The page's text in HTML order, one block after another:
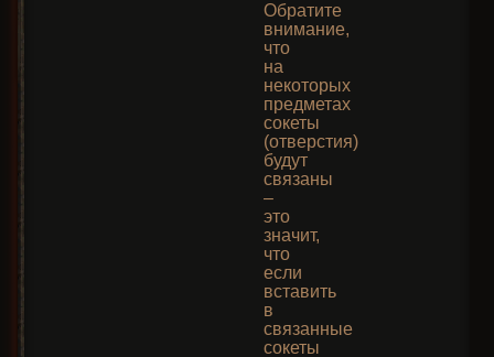
Обратите
внимание,
что
на
некоторых
предметах
сокеты
(отверстия)
будут
связаны
–
это
значит,
что
если
вставить
в
связанные
сокеты